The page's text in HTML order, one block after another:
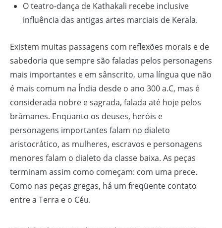
O teatro-dança de Kathakali recebe inclusive
influência das antigas artes marciais de Kerala.
Existem muitas passagens com reflexões morais e de
sabedoria que sempre são faladas pelos personagens
mais importantes e em sânscrito, uma língua que não
é mais comum na Índia desde o ano 300 a.C, mas é
considerada nobre e sagrada, falada até hoje pelos
brâmanes. Enquanto os deuses, heróis e
personagens importantes falam no dialeto
aristocrático, as mulheres, escravos e personagens
menores falam o dialeto da classe baixa. As peças
terminam assim como começam: com uma prece.
Como nas peças gregas, há um freqüente contato
entre a Terra e o Céu.